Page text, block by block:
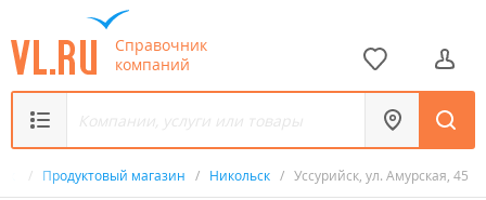
Справочник
компаний
/ Продуктовый магазин / Никольск / Уссурийск, ул. Амурская, 45